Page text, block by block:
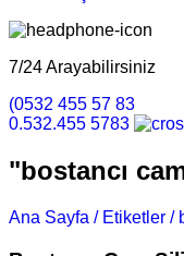
7/24 Arayabilirsiniz
(0532 455 57 83
0.532.455 5783
"bostancı
Ana Sayfa / Etiketler /